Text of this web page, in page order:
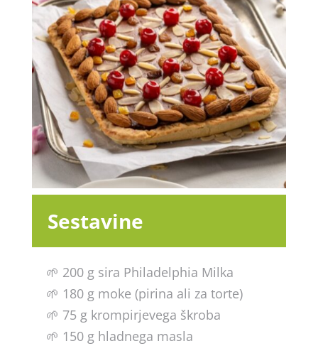
Sestavine
🌱 200 g sira Philadelphia Milka
🌱 180 g moke (pirina ali za torte)
🌱 75 g krompirjevega škroba
🌱 150 g hladnega masla